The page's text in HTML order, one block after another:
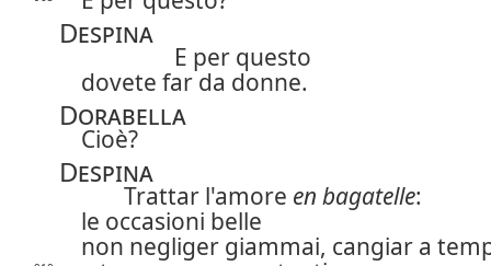
Despina
E per questo
dovete far da donne.
Dorabella
Cioè?
Despina
Trattar l'amore en bagatelle:
le occasioni belle
non negliger giammai, cangiar a